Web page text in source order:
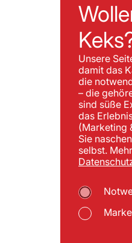
Unsere
damit das
die
– die
sind süße
das
(Marketing
Sie
selbst.